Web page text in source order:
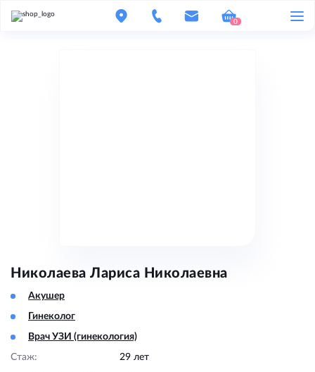
0
Николаева Лариса Николаевна
Акушер
Гинеколог
Врач УЗИ (гинекология)
Стаж: 29 лет